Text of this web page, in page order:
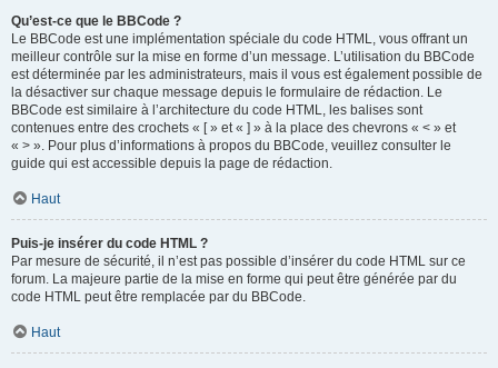
Qu’est-ce que le BBCode ?
Le BBCode est une implémentation spéciale du code HTML, vous offrant un
meilleur contrôle sur la mise en forme d’un message. L’utilisation du BBCode
est déterminée par les administrateurs, mais il vous est également possible de
la désactiver sur chaque message depuis le formulaire de rédaction. Le
BBCode est similaire à l’architecture du code HTML, les balises sont
contenues entre des crochets « [ » et « ] » à la place des chevrons « < » et
« > ». Pour plus d’informations à propos du BBCode, veuillez consulter le
guide qui est accessible depuis la page de rédaction.
Haut
Puis-je insérer du code HTML ?
Par mesure de sécurité, il n’est pas possible d’insérer du code HTML sur ce
forum. La majeure partie de la mise en forme qui peut être générée par du
code HTML peut être remplacée par du BBCode.
Haut